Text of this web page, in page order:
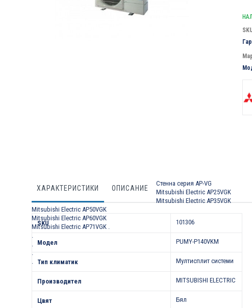
ХАРАКТЕРИСТИКИ ОПИСАНИЕ
Характеристики
SKU
101306
Модел PUMY-P140VKM
Тип климатик Мултисплит системи
Производител MITSUBISHI ELECTRIC
Цвят Бял
Стенна серия AP-VG
Mitsubishi Electric AP25VGK
Mitsubishi Electric AP35VGK
Mitsubishi Electric AP50VGK
Mitsubishi Electric AP60VGK
Mitsubishi Electric AP71VGK